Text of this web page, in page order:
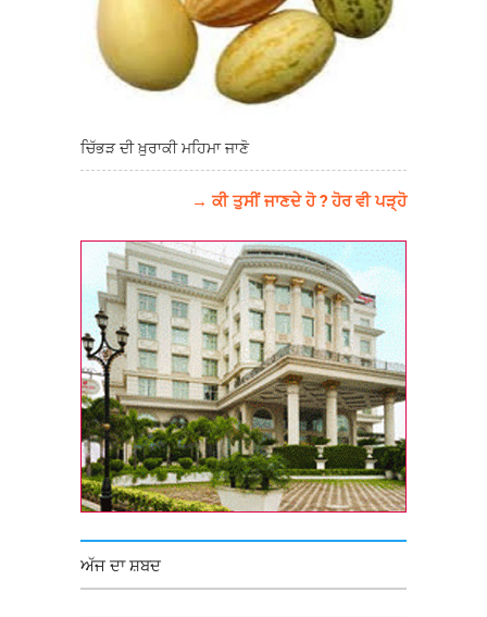
ਚਿੱਭੜ ਦੀ ਖ਼ੁਰਾਕੀ ਮਹਿਮਾ ਜਾਣੋ
→ ਕੀ ਤੁਸੀਂ ਜਾਣਦੇ ਹੋ ? ਹੋਰ ਵੀ ਪੜ੍ਹੋ
ਅੱਜ ਦਾ ਸ਼ਬਦ